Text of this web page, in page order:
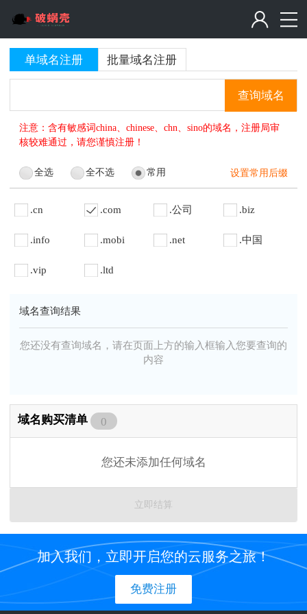
单域名注册 批量域名注册
查询域名
注意：含有敏感词china、chinese、chn、sino的域名，注册局审
核较难通过，请您谨慎注册！
全选 全不选 常用 设置常用后缀
.cn .com .公司 .biz
.info .mobi .net .中国
.vip .ltd
域名查询结果
您还没有查询域名，请在页面上方的输入框输入您要查询的
内容
域名购买清单 0
您还未添加任何域名
立即结算
加入我们，立即开启您的云服务之旅！
免费注册